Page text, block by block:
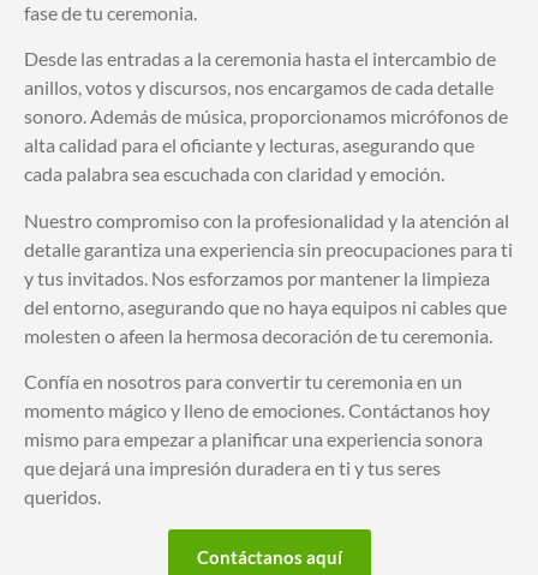
fase de tu ceremonia.
Desde las entradas a la ceremonia hasta el intercambio de
anillos, votos y discursos, nos encargamos de cada detalle
sonoro. Además de música, proporcionamos micrófonos de
alta calidad para el oficiante y lecturas, asegurando que
cada palabra sea escuchada con claridad y emoción.
Nuestro compromiso con la profesionalidad y la atención al
detalle garantiza una experiencia sin preocupaciones para ti
y tus invitados. Nos esforzamos por mantener la limpieza
del entorno, asegurando que no haya equipos ni cables que
molesten o afeen la hermosa decoración de tu ceremonia.
Confía en nosotros para convertir tu ceremonia en un
momento mágico y lleno de emociones. Contáctanos hoy
mismo para empezar a planificar una experiencia sonora
que dejará una impresión duradera en ti y tus seres
queridos.
Contáctanos aquí